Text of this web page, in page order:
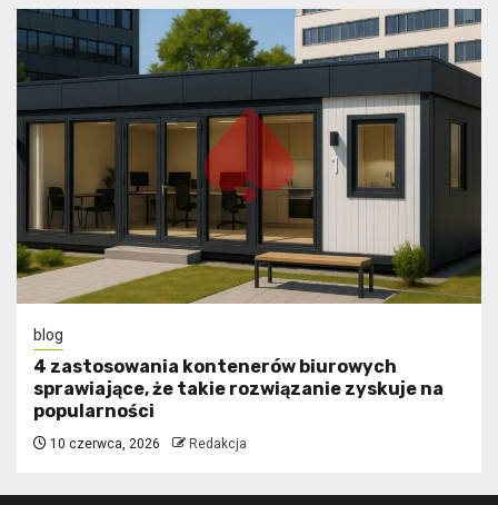
blog
4 zastosowania kontenerów biurowych
sprawiające, że takie rozwiązanie zyskuje na
popularności
10 czerwca, 2026 Redakcja